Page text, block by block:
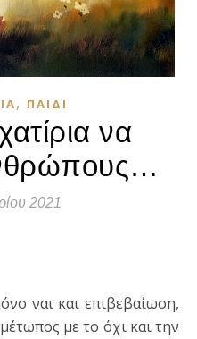
, ΠΑΙΔΊ
να
2021
με το όχι και την